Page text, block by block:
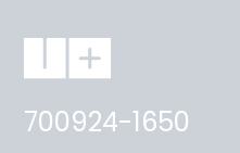
700924-1650